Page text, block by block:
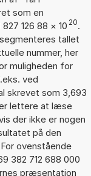
som en
126 88 × 10 20.
tallet
nummer, her
muligheden for
ved
skrevet som 3,693
lettere at læse
der ikke er nogen
på den
ovenstående
382 712 688 000
præsentation